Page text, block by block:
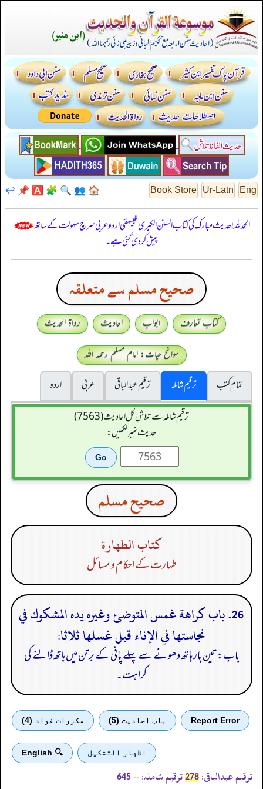
Eng
Ur-Latn
Book Store
🏠
👥
🔍
🧩
🅰️
📌
↩️
الحمدللہ! حدیث مبارک کی کتاب السنن الكبرى للبيهقي اردو عربی سرچ سہولت کے ساتھ
پیش کر دی گئی ہے۔
صحيح مسلم سے متعلقہ
کتاب تعارف ابواب احادیث
رواۃ الحدیث
سوانح حیات: امام مسلم رحمہ اللہ
تمام کتب
ترقیم شاملہ ترقيم عبدالباقی عربی
اردو
ترقیم شاملہ سے تلاش کل احادیث (7563)
حدیث نمبر لکھیں:
صحيح مسلم
كتاب الطهارة
طہارت کے احکام و مسائل
26. باب كراهة غمس المتوضئ وغيره يده المشكوك في
نجاستها في الإناء قبل غسلها ثلاثا:
باب: تین بار ہاتھ دھونے سے پہلے پانی کے برتن میں ہاتھ ڈالنے کی
کراہت۔
Report Error باب احادیث (5) مكررات فواد (4)
اظهار التشكيل 🔍 English
ترقیم عبدالباقی: 278 ترقیم شاملہ: --
645